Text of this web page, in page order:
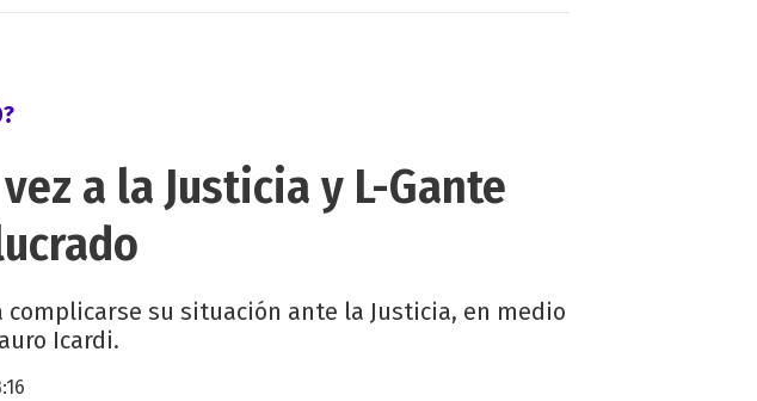
a la Justicia y L-Gante
su situación ante la Justicia, en medio
Icardi.